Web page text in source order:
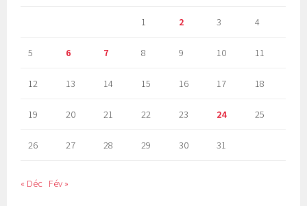
1 2 3 4
5 6 7 8 9 10 11
12 13 14 15 16 17 18
19 20 21 22 23 24 25
26 27 28 29 30 31
« Déc Fév »